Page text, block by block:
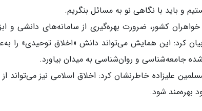
و باید با نگاهی نو به مسائل بنگریم.
کشور، ضرورت بهره‌گیری از سامانه‌های دانشی و
بیان کرد: این همایش می‌تواند دانش «اخلاق توحیدی» را
جامعه‌شناسی و روان‌شناسی به میدان بیاورد.
علیزاده خاطرنشان کرد: اخلاق اسلامی نیز
بهره‌مند شود.